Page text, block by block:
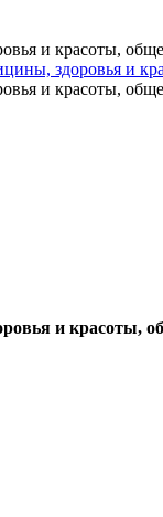
и красоты,
здоровья и
и красоты,
и красоты,